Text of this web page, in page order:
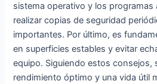
sistema operativo y los programas
realizar copias de seguridad
importantes. Por último, es
en superficies estables y evitar
equipo. Siguiendo estos consejos,
rendimiento óptimo y una vida útil